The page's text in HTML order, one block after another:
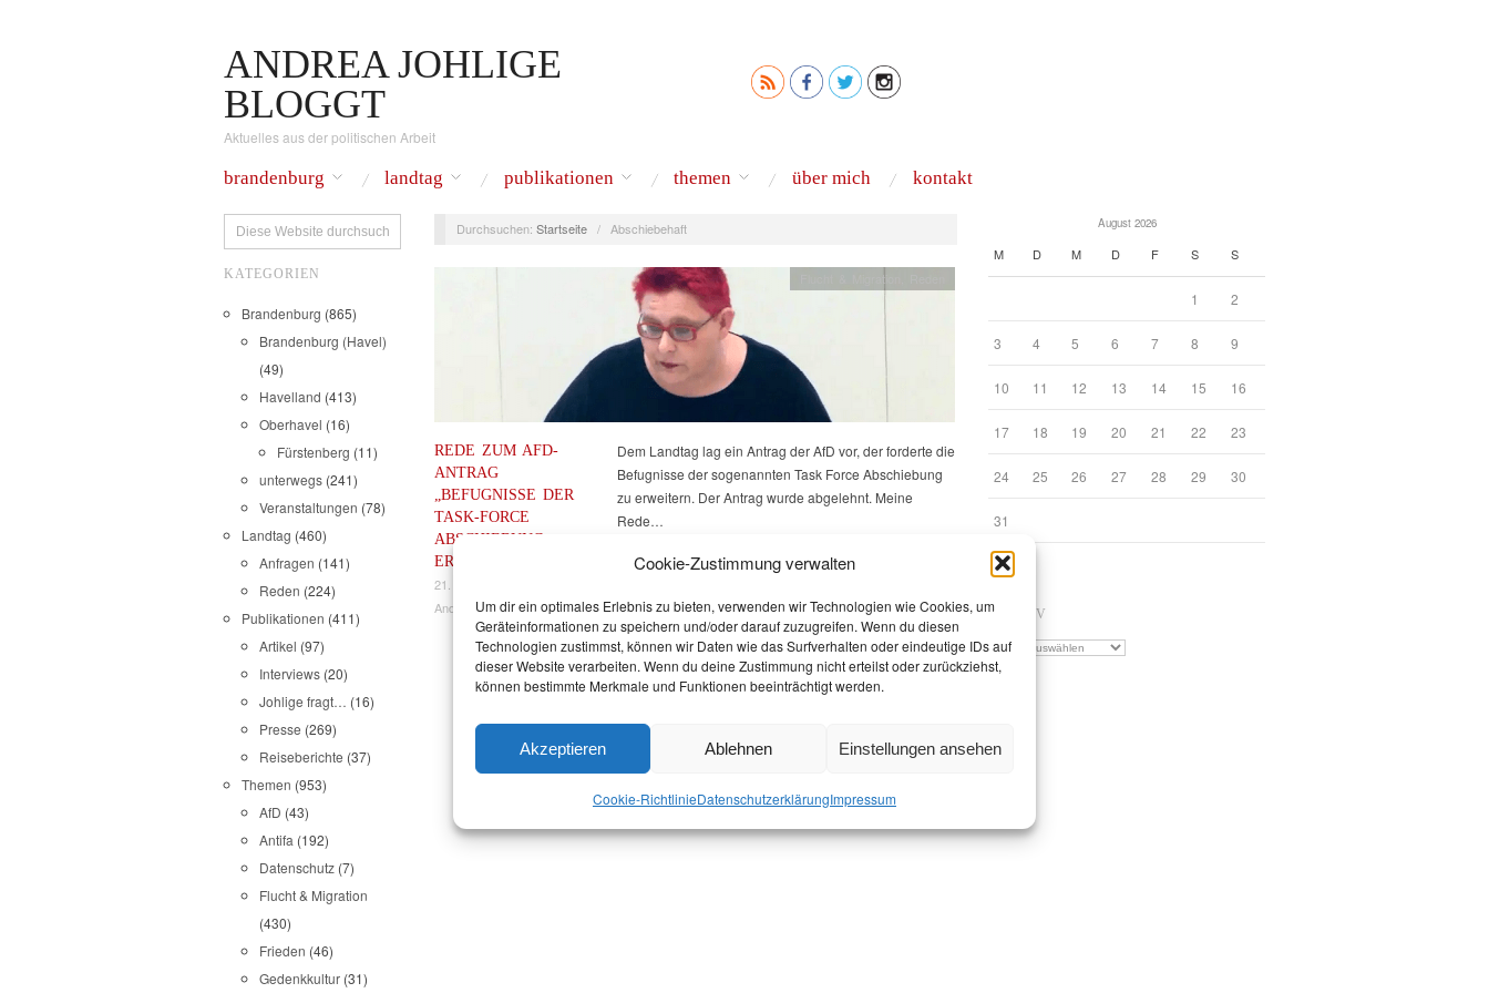
Cookie-Zustimmung verwalten
Um dir ein optimales Erlebnis zu bieten, verwenden wir Technologien wie Cookies, um
Geräteinformationen zu speichern und/oder darauf zuzugreifen. Wenn du diesen
Technologien zustimmst, können wir Daten wie das Surfverhalten oder eindeutige IDs auf
dieser Website verarbeiten. Wenn du deine Zustimmung nicht erteilst oder zurückziehst,
können bestimmte Merkmale und Funktionen beeinträchtigt werden.
Akzeptieren Ablehnen Einstellungen ansehen
Cookie-RichtlinieDatenschutz­erklärungImpressum
ANDREA JOHLIGE
BLOGGT
Aktuelles aus der politischen Arbeit
brandenburg landtag publikationen themen über mich kontakt
KATEGORIEN
Brandenburg (865)
Brandenburg (Havel)
(49)
Havelland (413)
Oberhavel (16)
Fürstenberg (11)
unterwegs (241)
Veranstaltungen (78)
Landtag (460)
Anfragen (141)
Reden (224)
Publikationen (411)
Artikel (97)
Interviews (20)
Johlige fragt… (16)
Presse (269)
Reiseberichte (37)
Themen (953)
AfD (43)
Antifa (192)
Datenschutz (7)
Flucht & Migration
(430)
Frieden (46)
Gedenkkultur (31)
Durchsuchen: Startseite / Abschiebehaft
REDE ZUM AFD-
ANTRAG
„BEFUGNISSE DER
TASK-FORCE
ABSCHIEBUNG
ERWEITERN“
21. September 2023
Andrea Johlige
Flucht & Migration
Dem Landtag lag ein Antrag der AfD vor, der forderte die
Befugnisse der sogenannten Task Force Abschiebung
zu erweitern. Der Antrag wurde abgelehnt. Meine
Rede…
August 2026
M D M D F S S
1 2
3 4 5 6 7 8 9
10 11 12 13 14 15 16
17 18 19 20 21 22 23
24 25 26 27 28 29 30
31
« Jan.
ARCHIV
Archiv